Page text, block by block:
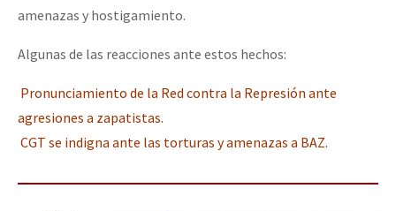
amenazas y hostigamiento.
Algunas de las reacciones ante estos hechos:
Pronunciamiento de la Red contra la Represión ante
agresiones a zapatistas.
CGT se indigna ante las torturas y amenazas a BAZ.